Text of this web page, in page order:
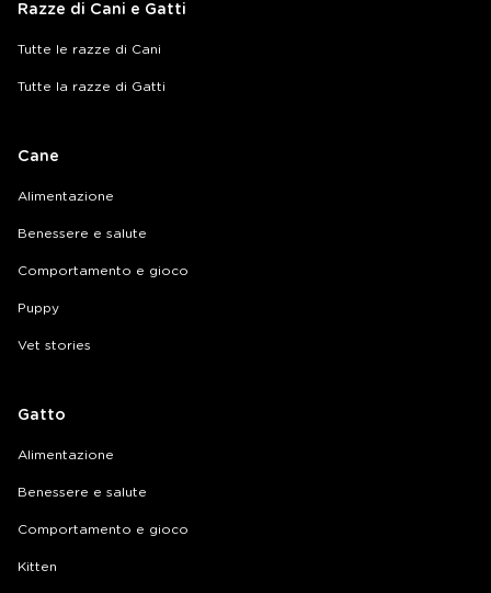
Razze di Cani e Gatti
Tutte le razze di Cani
Tutte la razze di Gatti
Cane
Alimentazione
Benessere e salute
Comportamento e gioco
Puppy
Vet stories
Gatto
Alimentazione
Benessere e salute
Comportamento e gioco
Kitten